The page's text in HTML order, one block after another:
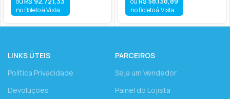
no Boleto à Vista no Boleto à Vista
LINKS ÚTEIS
Política Privacidade
Devoluções
PARCEIROS
Seja um Vendedor
Painel do Lojista